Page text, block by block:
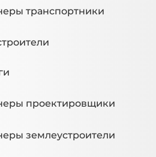
транспортники
проектировщики
землеустроители